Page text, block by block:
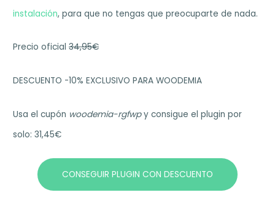
instalación, para que no tengas que preocuparte de nada.
Precio oficial34,95€
DESCUENTO -10% EXCLUSIVO PARA WOODEMIA
Usa el cupón woodemia-rgfwpy consigue el plugin por
solo: 31,45€
CONSEGUIR PLUGIN CON DESCUENTO